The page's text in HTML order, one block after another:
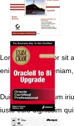
Lorem ipsum dolor sit
enim ad minim
Duis autem vel eum
iusto odio dignissim